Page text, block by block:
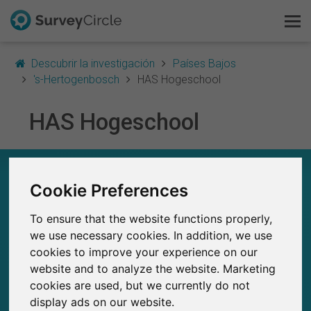
Cookie Preferences
To ensure that the website functions properly,
we use necessary cookies. In addition, we use
cookies to improve your experience on our
website and to analyze the website. Marketing
cookies are used, but we currently do not
display ads on our website.
Descubrir la investigación
Países Bajos
's-Hertogenbosch
HAS Hogeschool
HAS Hogeschool
0
Número total de estudios publicados en
SurveyCircle
0
Estudios actuales en SurveyCircle
Esto es SurveyCircle
Survey Ranking
Explorar la investigación
FAQ
Regístrate gratis
Iniciar sesión